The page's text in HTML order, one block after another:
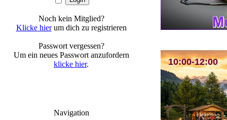
Noch kein Mitglied?
Klicke hierum dich zu registrieren
Passwort vergessen?
Um ein neues Passwort anzufordern
klicke hier.
Navigation
10:00-12:00